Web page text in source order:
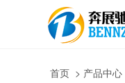
首页 > 产品中心